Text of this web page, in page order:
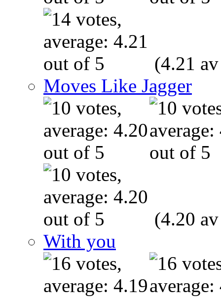
(4.21
Moves Like Jagger
(4.20
With you